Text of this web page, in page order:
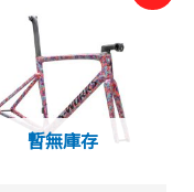
暫無庫存
NT$178,000。
NT$110,000。